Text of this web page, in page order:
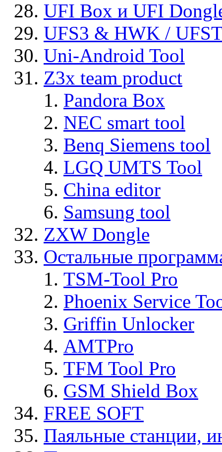
UFI Box и UFI
UFS3 & HWK /
Uni-Android Tool
Z3x team product
Pandora Box
NEC smart tool
Benq Siemens tool
LGQ UMTS Tool
China editor
Samsung tool
ZXW Dongle
Остальные
TSM-Tool Pro
Phoenix Service
Griffin Unlocker
AMTPro
TFM Tool Pro
GSM Shield Box
FREE SOFT
Паяльные станции,